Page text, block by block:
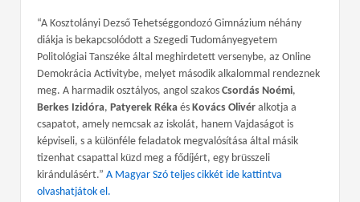
“A Kosztolányi Dezső Tehetséggondozó Gimnázium néhány
diákja is bekapcsolódott a Szegedi Tudományegyetem
Politológiai Tanszéke által meghirdetett versenybe, az Online
Demokrácia Activitybe, melyet második alkalommal rendeznek
meg. A harmadik osztályos, angol szakos Csordás Noémi,
Berkes Izidóra, Patyerek Réka és Kovács Olivér alkotja a
csapatot, amely nemcsak az iskolát, hanem Vajdaságot is
képviseli, s a különféle feladatok megvalósítása által másik
tizenhat csapattal küzd meg a fődíjért, egy brüsszeli
kirándulásért.” A Magyar Szó teljes cikkét ide kattintva
olvashatjátok el.